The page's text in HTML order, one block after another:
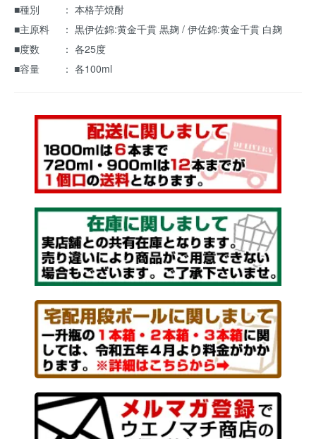
■種別 ： 本格芋焼酎
■主原料 ： 黒伊佐錦:黄金千貫 黒麹 / 伊佐錦:黄金千貫 白麹
■度数 ： 各25度
■容量 ： 各100ml